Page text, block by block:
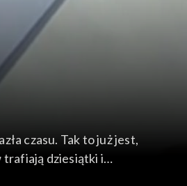
czasu. Tak to już jest,
trafiają dziesiątki i
Wojskowych w